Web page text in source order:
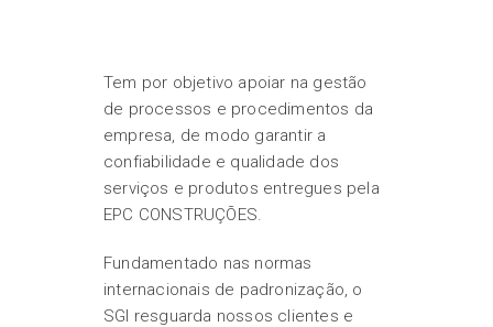
Tem por objetivo apoiar na gestão
de processos e procedimentos da
empresa, de modo garantir a
confiabilidade e qualidade dos
serviços e produtos entregues pela
EPC CONSTRUÇÕES.
Fundamentado nas normas
internacionais de padronização, o
SGI resguarda nossos clientes e